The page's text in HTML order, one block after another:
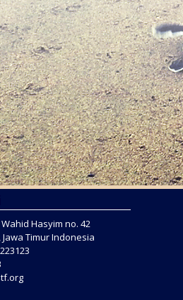
Wahid Hasyim no. 42
Timur Indonesia